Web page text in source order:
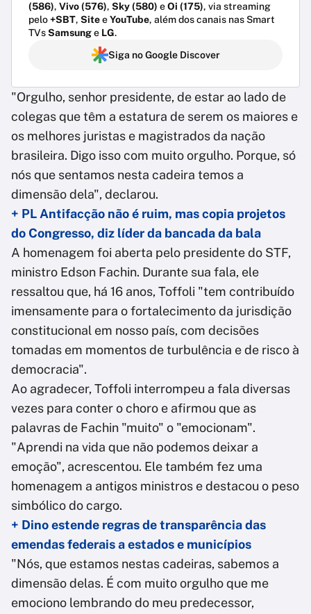
(586), Vivo (576), Sky (580) eOi (175), via streaming
pelo+SBT, SiteeYouTube, além dos canais nas Smart
TVsSamsunge LG.
Siga no Google Discover
"Orgulho, senhor presidente, de estar ao lado de
colegas que têm a estatura de serem os maiores e
os melhores juristas e magistrados da nação
brasileira. Digo isso com muito orgulho. Porque, só
nós que sentamos nesta cadeira temos a
dimensão dela", declarou.
+ PL Antifacção não é ruim, mas copia projetos
do Congresso, diz líder da bancada da bala
A homenagem foi aberta pelo presidente do STF,
ministro Edson Fachin. Durante sua fala, ele
ressaltou que, há 16 anos, Toffoli "tem contribuído
imensamente para o fortalecimento da jurisdição
constitucional em nosso país, com decisões
tomadas em momentos de turbulência e de risco à
democracia".
Ao agradecer, Toffoli interrompeu a fala diversas
vezes para conter o choro e afirmou que as
palavras de Fachin "muito" o "emocionam".
"Aprendi na vida que não podemos deixar a
emoção", acrescentou. Ele também fez uma
homenagem a antigos ministros e destacou o peso
simbólico do cargo.
+ Dino estende regras de transparência das
emendas federais a estados e municípios
"Nós, que estamos nestas cadeiras, sabemos a
dimensão delas. É com muito orgulho que me
emociono lembrando do meu predecessor,